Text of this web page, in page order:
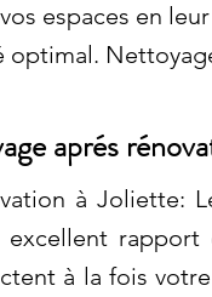
espaces en
optimal.
aprés
à Joliette:
à la fois